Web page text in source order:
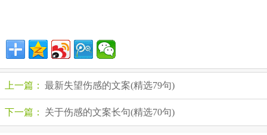
上一篇： 最新失望伤感的文案(精选79句)
下一篇： 关于伤感的文案长句(精选70句)